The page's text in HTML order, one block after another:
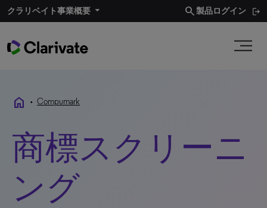
クラリベイト事業概要 search製品ログイン
home • Compumark
商標スクリーニ
ング